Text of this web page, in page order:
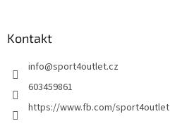
Kontakt
info@sport4outlet.cz
603459861
https://www.fb.com/sport4outlet